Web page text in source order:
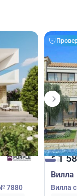
7880
€1
Вилла
Вилла